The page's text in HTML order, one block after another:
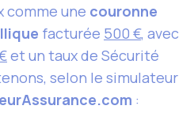
comme une couronne
facturée 500 €, avec
et un taux de Sécurité
selon le simulateur
: